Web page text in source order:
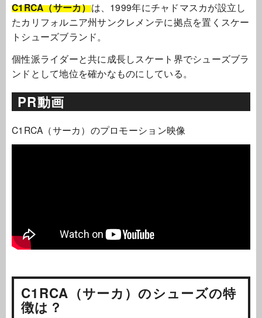
C1RCA（サーカ）は、1999年にチャドマスカが設立し
たカリフォルニア州サンクレメンテに拠点を置くスケー
トシューズブランド。
個性派ライダーと共に成長しスケート界でシューズブラ
ンドとして地位を確かなものにしている。
PR動画
C1RCA（サーカ）のプロモーション映像
C1RCA（サーカ）のシューズの特
徴は？